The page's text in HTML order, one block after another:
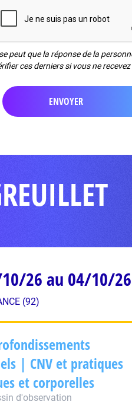
peut que la réponse de la
ces derniers si vous ne
26 au 04/10/26
(92)
| CNV et pratiques
et corporelles
d'observation